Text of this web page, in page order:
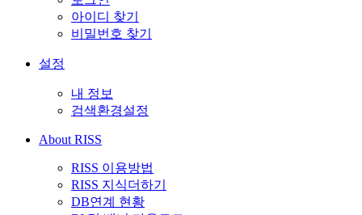
아이디 찾기
비밀번호 찾기
설정
내 정보
검색환경설정
About RISS
RISS 이용방법
RISS 지식더하기
DB연계 현황